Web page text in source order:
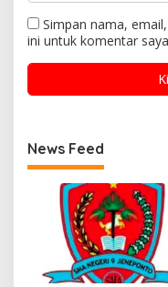
Simpan nama,
ini untuk komentar
News Feed